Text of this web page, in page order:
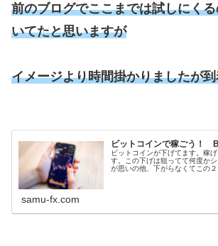
前のブログでここまでは試しにく
いてたと思いますが
イメージより時間掛かりましたが
ビットコインで稼ごう！
ビットコインが下げてます。稼
す。この下げは狙ってて何度か
が思いの他、下がらなくてこの
samu-fx.com